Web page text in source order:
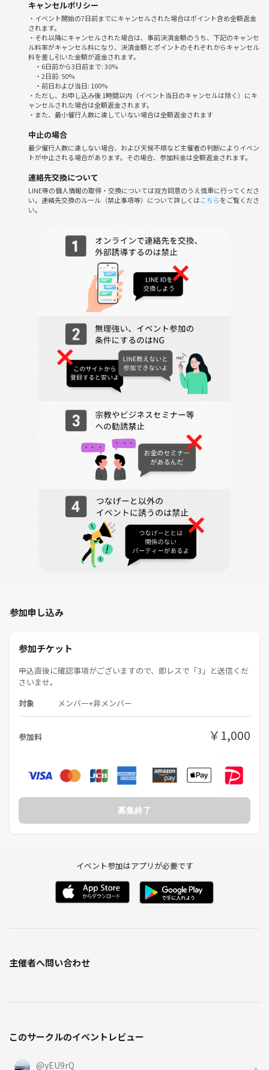
番号で送付
6️⃣ イベント終了後に司会者が参加者全員を招待したグループを作成
7️⃣ 司会者が指名された人に個別連絡してマッチング✨
(連絡先は6️⃣で参加者全員に共有するため自分から連絡することもOK
※交流フリートークは基本無しです。早めに終わった場合のみ、22時ま
で希望者のみでブレイクアウトルーム使用無しで質問タイムやフリート
ークする場合があります
※マッチング💭は開催翌日から最大3日以内に運営側から対応します
1️⃣ 申込ボタンから参加予約✨🔽
2️⃣ 3minマッチ！オンライン交流会用の事前ヒアリングフォーム に回答
これでお申し込み完了です✨
💡主催者プロフィール ①💡
・フリーランス研究所📚
・交流会主催🎉
・グルメインフルエンサー📸
💖趣味：料理🍳／呑み🍻／カラオケ🎤／バスケ🏀
🏨会員制高級リゾートホテルで
フレンチ🇫🇷＆イタリアン🇮🇹のコック👩‍🍳
💐親孝行したい想いから
🧠メンタル心理カウンセラーに✨
今はたくさんの方と関わりながら
「ありがとう」をもらえることが幸せで活動中☺️✨️
♦️ こんな方におすすめ
✔ 長時間のイベントは苦手だけど、1時間でサクッと出会いたい方⏰
✔ 自分の魅力や想いを、3分プレゼンで直接アピールしたい方
い方☺️
✔ 週1ペースで定期的に新しいつながりを増やしたい方✨
✔ オンラインでも“リアルなつながり”を感じたい方✨
全国から参加OK ♪ 女性のご参加も大歓迎✨
♦️ 開催場所・日時 ♦️
⭐️21:00-22:00（受付開始5分前）
⭐️定員:12名
♦️ 参加条件 ♦️
✅①他参加者にプロフィールを開示する用のヒアリングフォームのご
✅③3分間の自己紹介時間中のカメラON📷必須
♦️ 申し込み方法 ♦️
1️⃣ 申込ボタンから参加予約✨🔽
キャンセルポリシー
・イベント開始の7日前までにキャンセルされた場合はポイント含め全額返金
されます。
・それ以降にキャンセルされた場合は、事前決済金額のうち、下記のキャンセ
ル料率がキャンセル料になり、決済金額とポイントのそれぞれからキャンセル
料を差し引いた金額が返金されます。
・6日前から3日前まで: 30%
・2日前: 50%
・前日および当日: 100%
・ただし、お申し込み後 1時間以内（イベント当日のキャンセルは除く）にキ
ャンセルされた場合は全額返金されます。
・また、最小催行人数に達していない場合は全額返金されます
中止の場合
最少催行人数に達しない場合、および天候不順など主催者の判断によりイベン
トが中止される場合があります。その場合、参加料金は全額返金されます。
連絡先交換について
LINE等の個人情報の取得・交換については双方同意のうえ慎重に行ってくださ
い。連絡先交換のルール（禁止事項等）について詳しくはこちらをご覧くださ
い。
参加申し込み
参加チケット
申込直後に確認事項がございますので、即レスで「3」と送信くだ
さいませ。
対象
メンバー+非メンバー
参加料 ￥1,000
募集終了
イベント参加はアプリが必要です
主催者へ問い合わせ
このサークルのイベントレビュー
@yEU9rQ